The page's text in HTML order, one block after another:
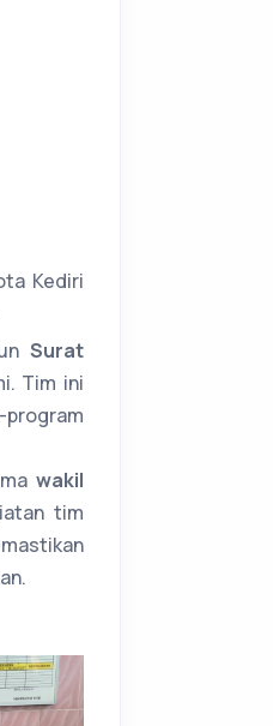
Kediri
Surat
Tim ini
wakil
tim